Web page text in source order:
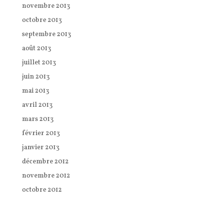
novembre 2013
octobre 2013
septembre 2013
août 2013
juillet 2013
juin 2013
mai 2013
avril 2013
mars 2013
février 2013
janvier 2013
décembre 2012
novembre 2012
octobre 2012